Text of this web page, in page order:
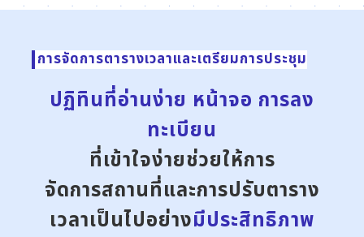
การจัดการตารางเวลาและเตรียมการประชุม
ปฏิทินที่อ่านง่าย หน้าจอ การลง
ทะเบียน
ที่เข้าใจง่ายช่วยให้การ
จัดการสถานที่และการปรับตาราง
เวลาเป็นไปอย่างมีประสิทธิภาพ